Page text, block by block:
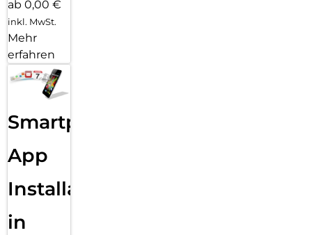
ab 0,00 €
inkl. MwSt.
Mehr
erfahren
Smartphone
App
Installation
in